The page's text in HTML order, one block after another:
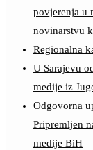
povjerenja u
novinarstvu
Regionalna
U Sarajevu
medije iz
Odgovorna
Pripremljen
medije BiH